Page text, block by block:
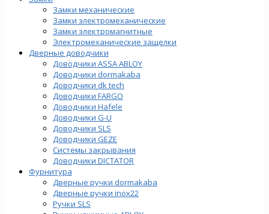
Замки механические
Замки электромеханические
Замки электромагнитные
Электромеханические защелки
Дверные доводчики
Доводчики ASSA ABLOY
Доводчики dormakaba
Доводчики dk tech
Доводчики FARGO
Доводчики Hafele
Доводчики G-U
Доводчики SLS
Доводчики GEZE
Cистемы закрывания
Доводчики DICTATOR
Фурнитура
Дверные ручки dormakaba
Дверные ручки inox22
Ручки SLS